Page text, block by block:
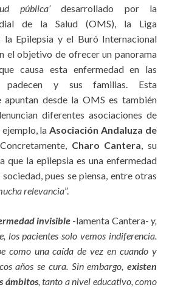
pública’ desarrollado por la
de la Salud (OMS), la Liga
la Epilepsia y el Buró Internacional
el objetivo de ofrecer un panorama
causa esta enfermedad en las
padecen y sus familias. Esta
apuntan desde la OMS es también
diferentes asociaciones de
ejemplo, laAsociación Andaluza de
Charo Cantera, su
que la epilepsia es una enfermedad
pues se piensa, entre otras
relevancia”.
invisible -lamenta Cantera-y,
los pacientes solo vemos indiferencia.
como una caída de vez en cuando y
años se cura. Sin embargo, existen
ámbitos, tanto a nivel educativo, como